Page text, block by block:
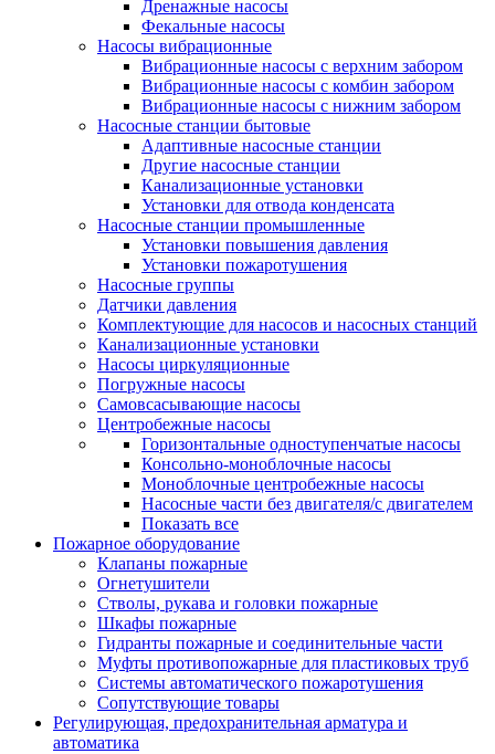
Дренажные насосы
Фекальные насосы
Насосы вибрационные
Вибрационные насосы с верхним забором
Вибрационные насосы с комбин забором
Вибрационные насосы с нижним забором
Насосные станции бытовые
Адаптивные насосные станции
Другие насосные станции
Канализационные установки
Установки для отвода конденсата
Насосные станции промышленные
Установки повышения давления
Установки пожаротушения
Насосные группы
Датчики давления
Комплектующие для насосов и насосных станций
Канализационные установки
Насосы циркуляционные
Погружные насосы
Самовсасывающие насосы
Центробежные насосы
Горизонтальные одноступенчатые насосы
Консольно-моноблочные насосы
Моноблочные центробежные насосы
Насосные части без двигателя/с двигателем
Показать все
Пожарное оборудование
Клапаны пожарные
Огнетушители
Стволы, рукава и головки пожарные
Шкафы пожарные
Гидранты пожарные и соединительные части
Муфты противопожарные для пластиковых труб
Системы автоматического пожаротушения
Сопутствующие товары
Регулирующая, предохранительная арматура и
автоматика